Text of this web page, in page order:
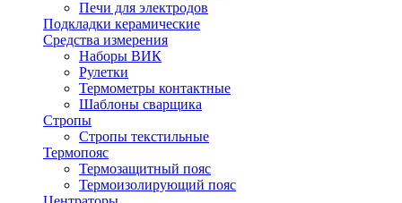
Печи для электродов
Подкладки керамические
Средства измерения
Наборы ВИК
Рулетки
Термометры контактные
Шаблоны сварщика
Стропы
Стропы текстильные
Термопояс
Термозащитный пояс
Термоизолирующий пояс